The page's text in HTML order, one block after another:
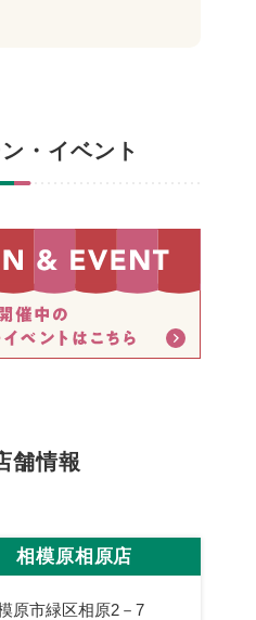
・イベント
舗情報
相模原相原店
原市緑区相原2－7